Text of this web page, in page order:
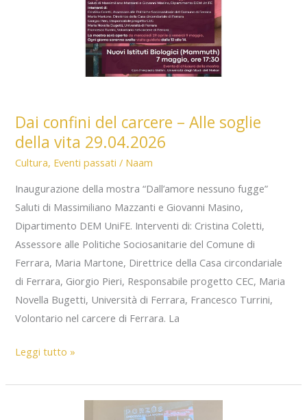
Dai confini del carcere – Alle soglie
della vita 29.04.2026
Cultura, Eventi passati / Naam
Inaugurazione della mostra “Dall’amore nessuno fugge”
Saluti di Massimiliano Mazzanti e Giovanni Masino,
Dipartimento DEM UniFE. Interventi di: Cristina Coletti,
Assessore alle Politiche Sociosanitarie del Comune di
Ferrara, Maria Martone, Direttrice della Casa circondariale
di Ferrara, Giorgio Pieri, Responsabile progetto CEC, Maria
Novella Bugetti, Università di Ferrara, Francesco Turrini,
Volontario nel carcere di Ferrara. La
Dai
del
Leggi tutto »